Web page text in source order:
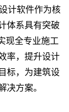
计软件作为核
体系具有突破
现全专业施工
率，提升设计
标，为建筑设
决方案。